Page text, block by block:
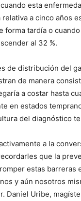
esta
a cinco años
forma tardía o
al 32 %.
de distribución del
de manera
a costar hasta
en estados
del diagnóstico
a la
que la
estas barreras
y aún nosotros
Daniel Uribe,